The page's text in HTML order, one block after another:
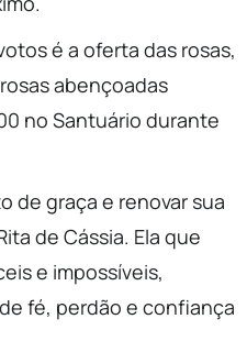
é a oferta das rosas,
abençoadas
no Santuário durante
de graça e renovar sua
de Cássia. Ela que
e impossíveis,
fé, perdão e confiança